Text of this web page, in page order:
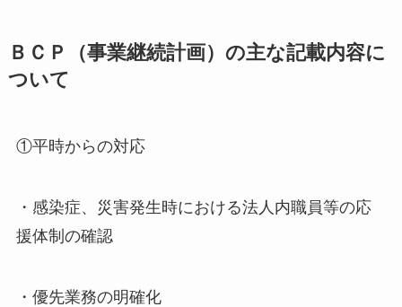
ＢＣＰ（事業継続計画）の主な記載内容に
ついて
①平時からの対応
・感染症、災害発生時における法人内職員等の応
援体制の確認
・優先業務の明確化